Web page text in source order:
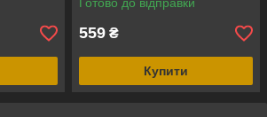
Готово до відправки
559 ₴
Купити